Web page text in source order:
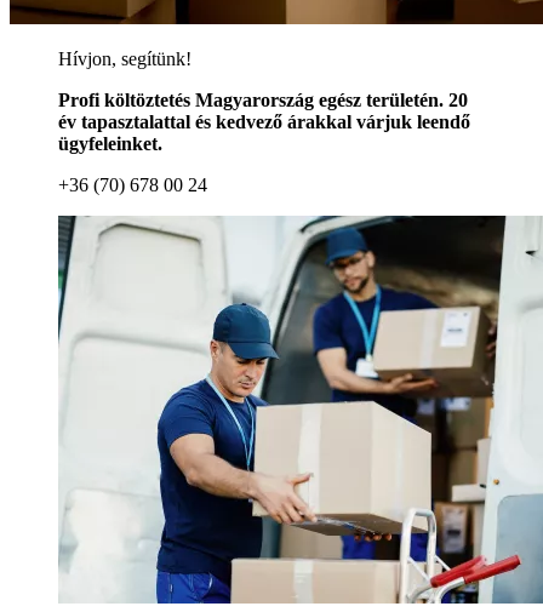
Hívjon, segítünk!
Profi költöztetés Magyarország egész területén. 20
év tapasztalattal és kedvező árakkal várjuk leendő
ügyfeleinket.
+36 (70) 678 00 24